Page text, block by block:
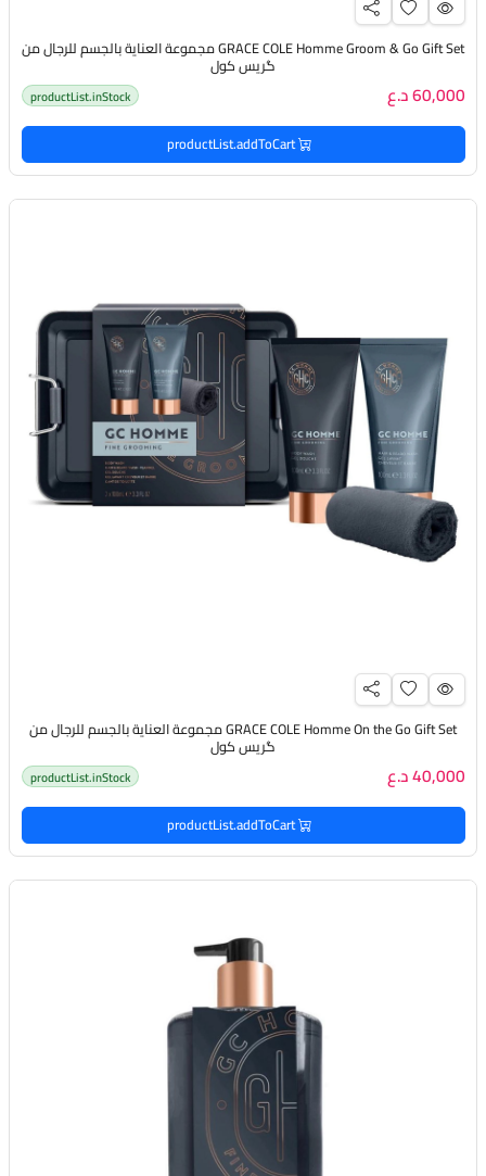
GRACE COLE Homme Groom & Go Gift Set مجموعة العناية بالجسم للرجال من
گريس كول
60,000 د.ع productList.inStock
productList.addToCart
GRACE COLE Homme On the Go Gift Set مجموعة العناية بالجسم للرجال من
گريس كول
40,000 د.ع productList.inStock
productList.addToCart